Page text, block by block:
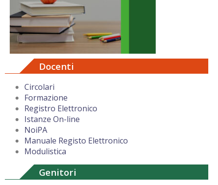
Docenti
Circolari
Formazione
Registro Elettronico
Istanze On-line
NoiPA
Manuale Registo Elettronico
Modulistica
Genitori